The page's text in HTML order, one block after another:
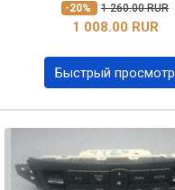
-20% 1 260.00 RUR
1 008.00 RUR
Быстрый просмотр